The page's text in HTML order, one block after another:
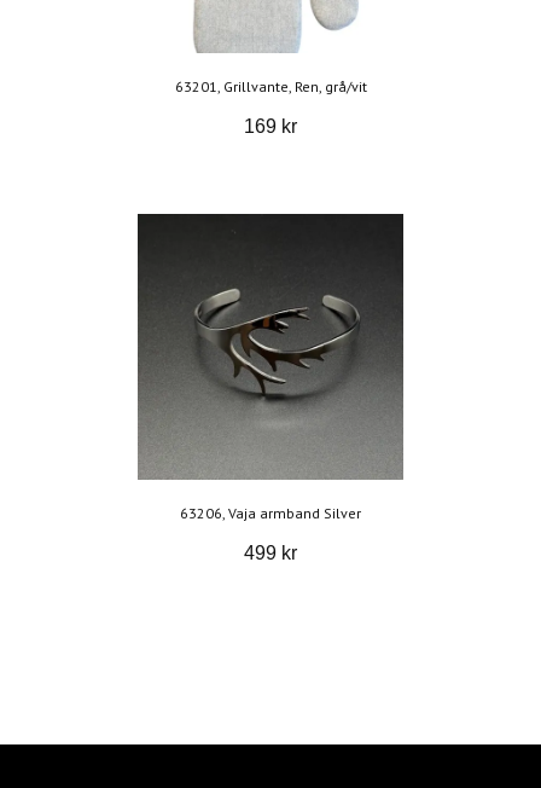
63201, Grillvante, Ren, grå/vit
169 kr
63206, Vaja armband Silver
499 kr